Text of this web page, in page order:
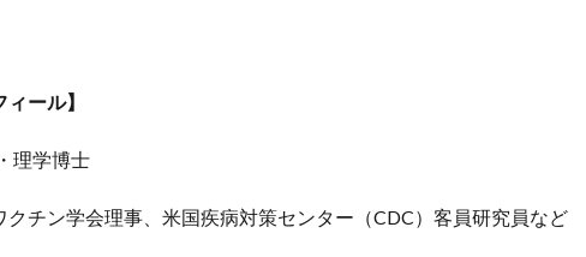
ール】
理学博士
チン学会理事、米国疾病対策センター（CDC）客員研究員など